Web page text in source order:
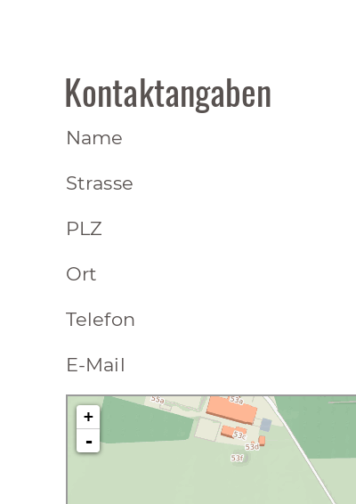
Kontaktangaben
Name
Strasse
PLZ
Ort
Telefon
E-Mail